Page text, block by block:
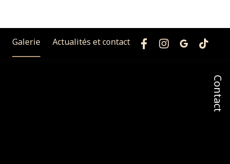
Contact
Galerie
Actualités et contact